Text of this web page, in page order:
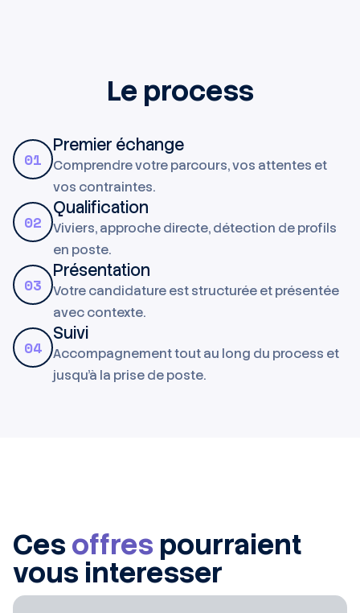
Le process
01
Premier échange
Comprendre votre parcours, vos attentes et
vos contraintes.
02
Qualification
Viviers, approche directe, détection de profils
en poste.
03
Présentation
Votre candidature est structurée et présentée
avec contexte.
04
Suivi
Accompagnement tout au long du process et
jusqu'à la prise de poste.
Cesoffres pourraient
vous interesser